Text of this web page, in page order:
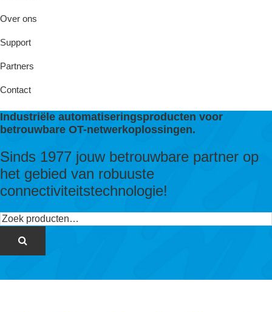
Over ons
Support
Partners
Contact
Industriële automatiseringsproducten voor
betrouwbare OT-netwerkoplossingen.
Sinds 1977 jouw betrouwbare partner op
het gebied van robuuste
connectiviteitstechnologie!
Zoeken